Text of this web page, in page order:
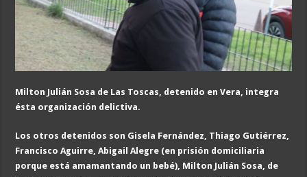
Milton Julián Sosa de Las Toscas, detenido en Vera, integra
ésta organización delictiva.
Los otros detenidos son Gisela Fernández, Thiago Gutiérrez,
Francisco Aguirre, Abigail Alegre (en prisión domiciliaria
porque está amamantando un bebé), Milton Julián Sosa , de